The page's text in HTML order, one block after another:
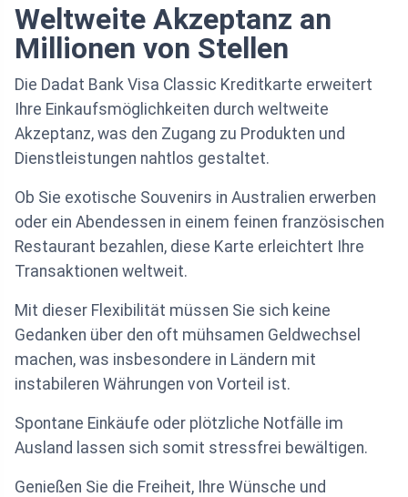
Weltweite Akzeptanz an
Millionen von Stellen
Die Dadat Bank Visa Classic Kreditkarte erweitert
Ihre Einkaufsmöglichkeiten durch weltweite
Akzeptanz, was den Zugang zu Produkten und
Dienstleistungen nahtlos gestaltet.
Ob Sie exotische Souvenirs in Australien erwerben
oder ein Abendessen in einem feinen französischen
Restaurant bezahlen, diese Karte erleichtert Ihre
Transaktionen weltweit.
Mit dieser Flexibilität müssen Sie sich keine
Gedanken über den oft mühsamen Geldwechsel
machen, was insbesondere in Ländern mit
instabileren Währungen von Vorteil ist.
Spontane Einkäufe oder plötzliche Notfälle im
Ausland lassen sich somit stressfrei bewältigen.
Genießen Sie die Freiheit, Ihre Wünsche und